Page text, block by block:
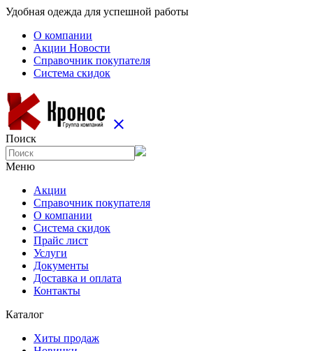
Удобная одежда для успешной работы
О компании
Aкции Новости
Справочник покупателя
Система скидок
close
Поиск
Меню
Aкции
Справочник покупателя
О компании
Система скидок
Прайс лист
Услуги
Документы
Доставка и оплата
Контакты
Каталог
Хиты продаж